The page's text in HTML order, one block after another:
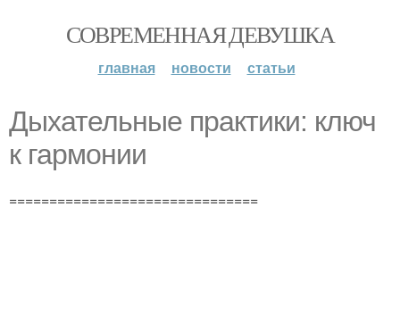
СОВРЕМЕННАЯ ДЕВУШКА
главная новости статьи
Дыхательные практики: ключ
к гармонии
===============================